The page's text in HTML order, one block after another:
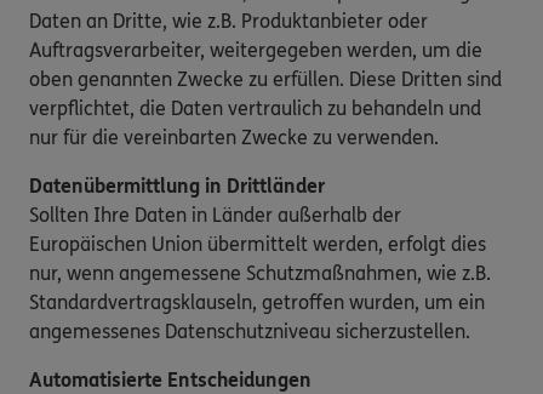
Daten an Dritte, wie z.B. Produktanbieter oder
Auftragsverarbeiter, weitergegeben werden, um die
oben genannten Zwecke zu erfüllen. Diese Dritten sind
verpflichtet, die Daten vertraulich zu behandeln und
nur für die vereinbarten Zwecke zu verwenden.
Datenübermittlung in Drittländer
Sollten Ihre Daten in Länder außerhalb der
Europäischen Union übermittelt werden, erfolgt dies
nur, wenn angemessene Schutzmaßnahmen, wie z.B.
Standardvertragsklauseln, getroffen wurden, um ein
angemessenes Datenschutzniveau sicherzustellen.
Automatisierte Entscheidungen